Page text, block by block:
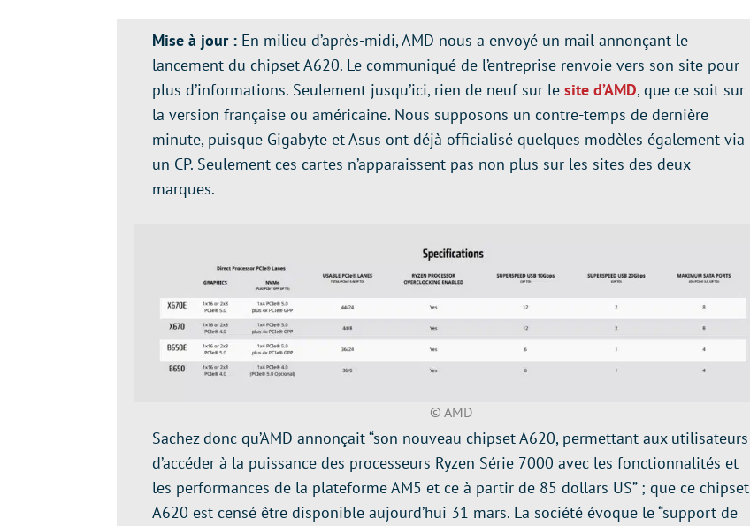
Mise à jour : En milieu d’après-midi, AMD nous a envoyé un mail annonçant le
lancement du chipset A620. Le communiqué de l’entreprise renvoie vers son site pour
plus d’informations. Seulement jusqu’ici, rien de neuf sur le site d’AMD, que ce soit sur
la version française ou américaine. Nous supposons un contre-temps de dernière
minute, puisque Gigabyte et Asus ont déjà officialisé quelques modèles également via
un CP. Seulement ces cartes n’apparaissent pas non plus sur les sites des deux
marques.
© AMD
Sachez donc qu’AMD annonçait “son nouveau chipset A620, permettant aux utilisateurs
d’accéder à la puissance des processeurs Ryzen Série 7000 avec les fonctionnalités et
les performances de la plateforme AM5 et ce à partir de 85 dollars US” ; que ce chipset
A620 est censé être disponible aujourd’hui 31 mars. La société évoque le “support de